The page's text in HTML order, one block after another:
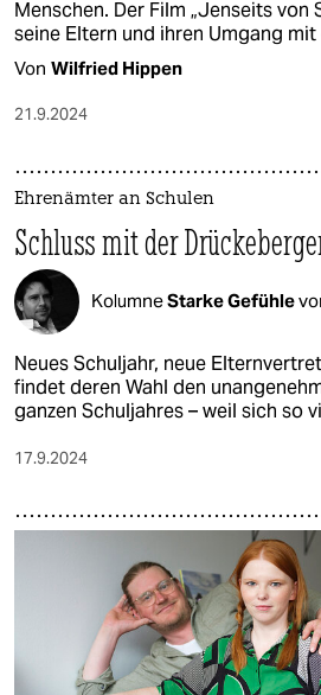
Menschen. Der Film „Jenseits
seine Eltern und ihren Umgang mit
Von Wilfried Hippen
21.9.2024
Ehrenämter an Schulen
Schluss mit der
KolumneStarke Gefühle
Neues Schuljahr, neue
findet deren Wahl den
ganzen Schuljahres – weil sich so
17.9.2024